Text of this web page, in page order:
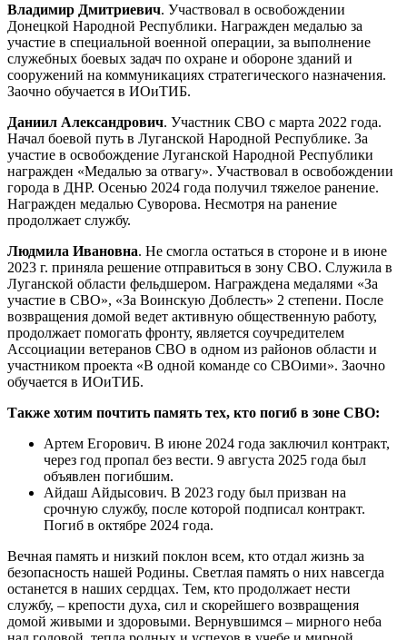
Владимир Дмитриевич. Участвовал в освобождении
Донецкой Народной Республики. Награжден медалью за
участие в специальной военной операции, за выполнение
служебных боевых задач по охране и обороне зданий и
сооружений на коммуникациях стратегического назначения.
Заочно обучается в ИОиТИБ.
Даниил Александрович. Участник СВО с марта 2022 года.
Начал боевой путь в Луганской Народной Республике. За
участие в освобождение Луганской Народной Республики
награжден «Медалью за отвагу». Участвовал в освобождении
города в ДНР. Осенью 2024 года получил тяжелое ранение.
Награжден медалью Суворова. Несмотря на ранение
продолжает службу.
Людмила Ивановна. Не смогла остаться в стороне и в июне
2023 г. приняла решение отправиться в зону СВО. Служила в
Луганской области фельдшером. Награждена медалями «За
участие в СВО», «За Воинскую Доблесть» 2 степени. После
возвращения домой ведет активную общественную работу,
продолжает помогать фронту, является соучредителем
Ассоциации ветеранов СВО в одном из районов области и
участником проекта «В одной команде со СВОими». Заочно
обучается в ИОиТИБ.
Также хотим почтить память тех, кто погиб в зоне СВО:
Артем Егорович. В июне 2024 года заключил контракт,
через год пропал без вести. 9 августа 2025 года был
объявлен погибшим.
Айдаш Айдысович. В 2023 году был призван на
срочную службу, после которой подписал контракт.
Погиб в октябре 2024 года.
Вечная память и низкий поклон всем, кто отдал жизнь за
безопасность нашей Родины. Светлая память о них навсегда
останется в наших сердцах. Тем, кто продолжает нести
службу, – крепости духа, сил и скорейшего возвращения
домой живыми и здоровыми. Вернувшимся – мирного неба